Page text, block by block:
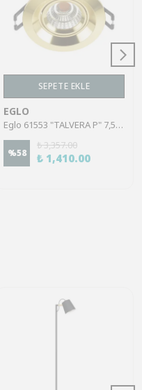
SEPETE EKLE
EGLO
Eglo 61553 "TALVERA P" 7,5 Cm Çapında Alüminyum Döküm Pirinç Sıva Altı Gömme Spot
%58
₺ 3,357.00
₺ 1,410.00